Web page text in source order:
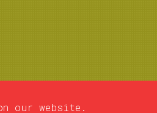
our website.